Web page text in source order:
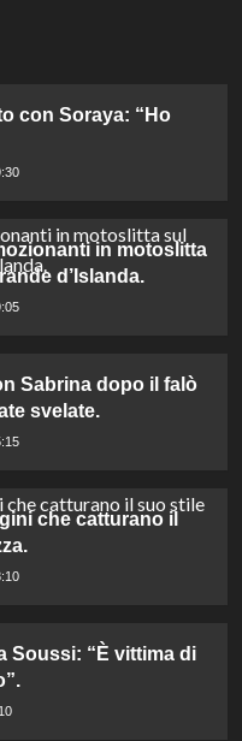
con Soraya: “Ho
in motoslitta
d’Islanda.
Sabrina dopo il falò
svelate.
che catturano il
Soussi: “È vittima di